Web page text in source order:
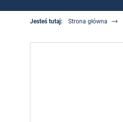
Jesteś tutaj: Strona główna